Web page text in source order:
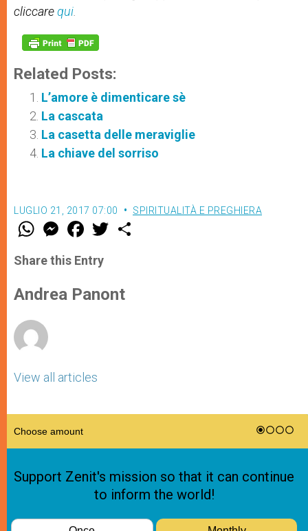
cliccarequi
Related Posts:
L’amore è dimenticare sè
La cascata
La casetta delle meraviglie
La chiave del sorriso
LUGLIO 21, 2017 07:00 SPIRITUALITÀ E PREGHIERA
W
t
s
p
p
M
e
s
e
g
e
F
a
e
b
o
k
w
r
Share this Entry
Andrea Panont
View all articles